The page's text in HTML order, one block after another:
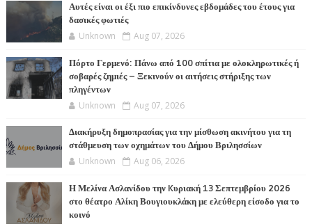
Αυτές είναι οι έξι πιο επικίνδυνες εβδομάδες του έτους για
δασικές φωτιές
Unknown Aug 07, 2026
Πόρτο Γερμενό: Πάνω από 100 σπίτια με ολοκληρωτικές ή
σοβαρές ζημιές – Ξεκινούν οι αιτήσεις στήριξης των
πληγέντων
Unknown Aug 07, 2026
Διακήρυξη δημοπρασίας για την μίσθωση ακινήτου για τη
στάθμευση των οχημάτων του Δήμου Βριλησσίων
Unknown Aug 06, 2026
Η Μελίνα Ασλανίδου την Kυριακή 13 Σεπτεμβρίου 2026
στο θέατρο Αλίκη Βουγιουκλάκη με ελεύθερη είσοδο για το
κοινό